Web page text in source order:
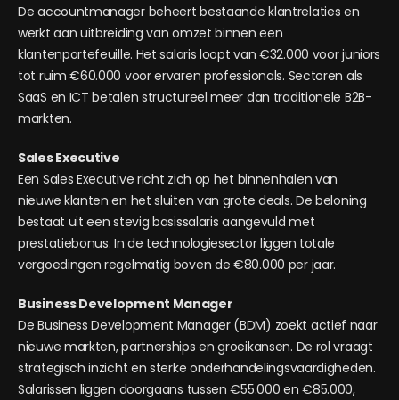
De accountmanager beheert bestaande klantrelaties en
werkt aan uitbreiding van omzet binnen een
klantenportefeuille. Het salaris loopt van €32.000 voor juniors
tot ruim €60.000 voor ervaren professionals. Sectoren als
SaaS en ICT betalen structureel meer dan traditionele B2B-
markten.
Sales Executive
Een Sales Executive richt zich op het binnenhalen van
nieuwe klanten en het sluiten van grote deals. De beloning
bestaat uit een stevig basissalaris aangevuld met
prestatiebonus. In de technologiesector liggen totale
vergoedingen regelmatig boven de €80.000 per jaar.
Business Development Manager
De Business Development Manager (BDM) zoekt actief naar
nieuwe markten, partnerships en groeikansen. De rol vraagt
strategisch inzicht en sterke onderhandelingsvaardigheden.
Salarissen liggen doorgaans tussen €55.000 en €85.000,